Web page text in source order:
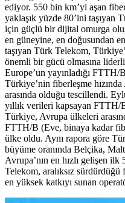
ediyor. 550 bin km’yi aşan
yaklaşık yüzde 80’ini taşıyan
için güçlü bir dijital omurga
en güneyine, en doğusundan
taşıyan Türk Telekom,
önemli bir gücü olmasına
Europe’un yayınladığı
Türkiye’nin fiberleşme
arasında olduğu tescillendi.
yıllık verileri kapsayan FTTH/
Türkiye, Avrupa ülkeleri
FTTH/B (Eve, binaya kadar
ülke oldu. Aynı rapora göre
büyüme oranında Belçika,
Avrupa’nın en hızlı gelişen ilk
Telekom, aralıksız sürdürdüğü
en yüksek katkıyı sunan